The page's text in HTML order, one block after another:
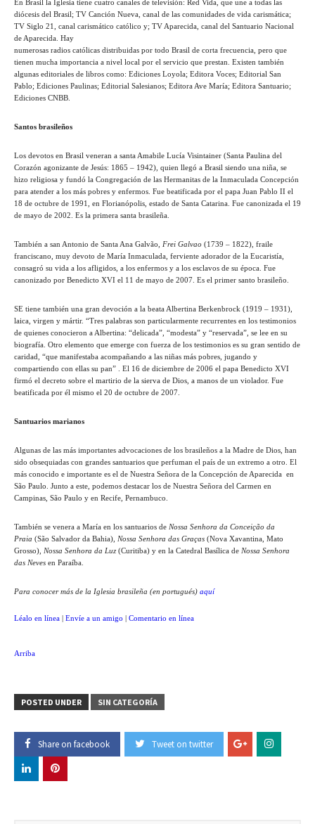
En Brasil la Iglesia tiene cuatro canales de televisión: Red Vida, que une a todas las
diócesis del Brasil; TV Canción Nueva, canal de las comunidades de vida carismática;
TV Siglo 21, canal carismático católico y; TV Aparecida, canal del Santuario Nacional
de Aparecida. Hay
numerosas radios católicas distribuidas por todo Brasil de corta frecuencia, pero que
tienen mucha importancia a nivel local por el servicio que prestan. Existen también
algunas editoriales de libros como: Ediciones Loyola; Editora Voces; Editorial San
Pablo; Ediciones Paulinas; Editorial Salesianos; Editora Ave María; Editora Santuario;
Ediciones CNBB.
Santos brasileños
Los devotos en Brasil veneran a santa Amabile Lucía Visintainer (Santa Paulina del
Corazón agonizante de Jesús: 1865 – 1942), quien llegó a Brasil siendo una niña, se
hizo religiosa y fundó la Congregación de las Hermanitas de la Inmaculada Concepción
para atender a los más pobres y enfermos. Fue beatificada por el papa Juan Pablo II el
18 de octubre de 1991, en Florianópolis, estado de Santa Catarina. Fue canonizada el 19
de mayo de 2002. Es la primera santa brasileña.
También a san Antonio de Santa Ana Galvão, Frei Galvao (1739 – 1822), fraile
franciscano, muy devoto de María Inmaculada, ferviente adorador de la Eucaristía,
consagró su vida a los afligidos, a los enfermos y a los esclavos de su época. Fue
canonizado por Benedicto XVI el 11 de mayo de 2007. Es el primer santo brasileño.
SE tiene también una gran devoción a la beata Albertina Berkenbrock (1919 – 1931),
laica, virgen y mártir. “Tres palabras son particularmente recurrentes en los testimonios
de quienes conocieron a Albertina: “delicada”, “modesta” y “reservada”, se lee en su
biografía. Otro elemento que emerge con fuerza de los testimonios es su gran sentido de
caridad, “que manifestaba acompañando a las niñas más pobres, jugando y
compartiendo con ellas su pan” . El 16 de diciembre de 2006 el papa Benedicto XVI
firmó el decreto sobre el martirio de la sierva de Dios, a manos de un violador. Fue
beatificada por él mismo el 20 de octubre de 2007.
Santuarios marianos
Algunas de las más importantes advocaciones de los brasileños a la Madre de Dios, han
sido obsequiadas con grandes santuarios que perfuman el país de un extremo a otro. El
más conocido e importante es el de Nuestra Señora de la Concepción de Aparecida en
São Paulo. Junto a este, podemos destacar los de Nuestra Señora del Carmen en
Campinas, São Paulo y en Recife, Pernambuco.
También se venera a María en los santuarios de Nossa Senhora da Conceição da
Praia (São Salvador da Bahia), Nossa Senhora das Graças (Nova Xavantina, Mato
Grosso), Nossa Senhora da Luz (Curitiba) y en la Catedral Basílica de Nossa Senhora
das Neves en Paraíba.
Para conocer más de la Iglesia brasileña (en portugués) aquí
Léalo en línea | Envíe a un amigo | Comentario en línea
Arriba
POSTED UNDER SIN CATEGORÍA
Share on facebook Tweet on twitter